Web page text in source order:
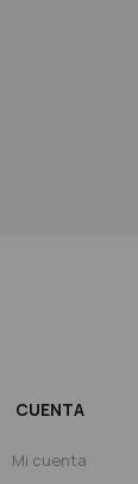
CUENTA
Mi cuenta